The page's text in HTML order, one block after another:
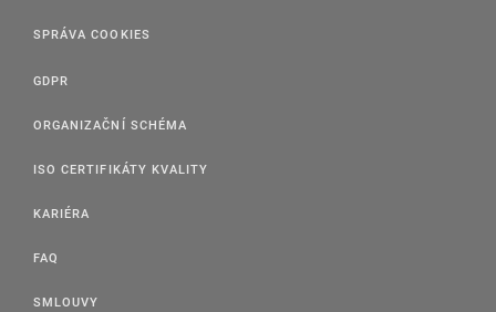
SPRÁVA COOKIES
GDPR
ORGANIZAČNÍ SCHÉMA
ISO CERTIFIKÁTY KVALITY
KARIÉRA
FAQ
SMLOUVY